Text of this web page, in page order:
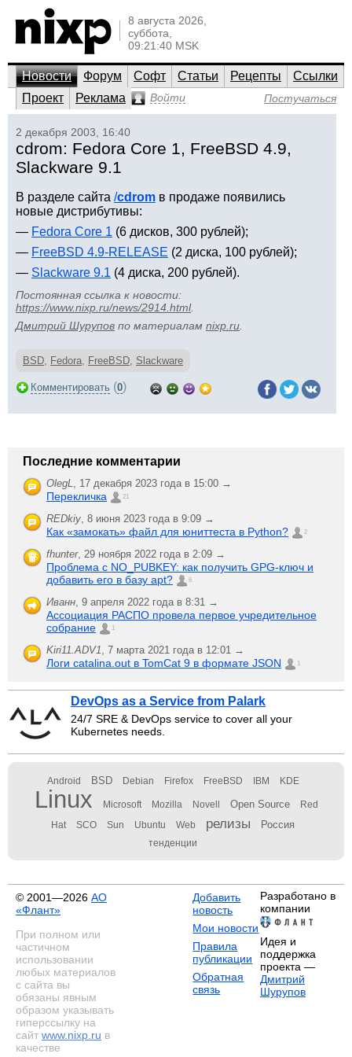
8 августа 2026,
суббота,
09:21:40 MSK
Новости Форум Софт Статьи Рецепты
Ссылки
Проект
Реклама Войти Постучаться
2 декабря 2003, 16:40
cdrom: Fedora Core 1, FreeBSD 4.9,
Slackware 9.1
В разделе сайта /cdrom в продаже появились
новые дистрибутивы:
— Fedora Core 1 (6 дисков, 300 рублей);
— FreeBSD 4.9-RELEASE (2 диска, 100 рублей);
— Slackware 9.1 (4 диска, 200 рублей).
Постоянная ссылка к новости:
https://www.nixp.ru/news/2914.html.
Дмитрий Шурупов по материалам nixp.ru
BSD, Fedora, FreeBSD, Slackware
Комментировать (0)
Последние комментарии
OlegL, 17 декабря 2023 года в 15:00 →
Перекличка 21
REDkiy, 8 июня 2023 года в 9:09 →
Как «замокать» файл для юниттеста в Python? 2
fhunter, 29 ноября 2022 года в 2:09 →
Проблема с NO_PUBKEY: как получить GPG-ключ и
добавить его в базу apt?
6
Иванн, 9 апреля 2022 года в 8:31 →
Ассоциация РАСПО провела первое учредительное
собрание
1
Kiri11.ADV1, 7 марта 2021 года в 12:01 →
Логи catalina.out в TomCat 9 в формате JSON 1
DevOps as a Service from Palark
24/7 SRE & DevOps service to cover all your
Kubernetes needs.
Android BSD Debian Firefox FreeBSD IBM KDE
Linux Microsoft Mozilla Novell Open Source Red
Hat SCO Sun Ubuntu Web релизы Россия
тенденции
© 2001—2026 АО
«Флант»
При полном или
частичном
использовании
любых материалов
с сайта вы
обязаны явным
образом указывать
гиперссылку на
сайт www.nixp.ru в
качестве
Добавить
новость
Мои новости
Правила
публикации
Обратная
связь
Разработано в
компании
Идея и
поддержка
проекта —
Дмитрий
Шурупов